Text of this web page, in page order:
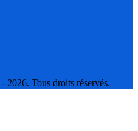
Tous droits réservés.